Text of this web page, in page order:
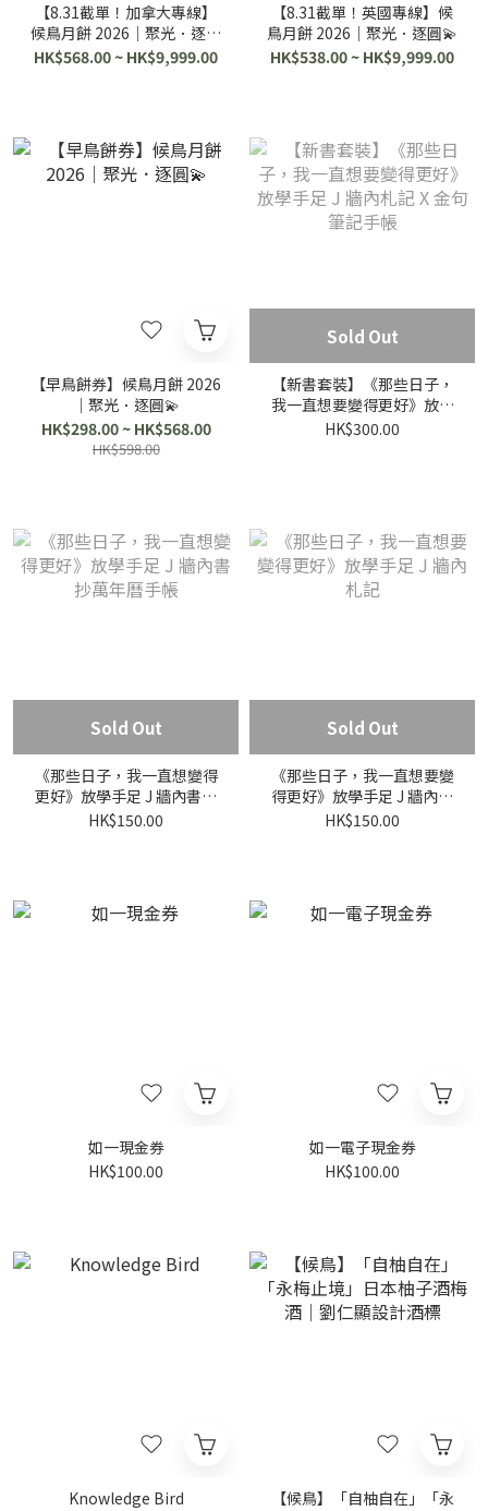
【8.31截單！加拿大專線】
候鳥月餅 2026｜聚光．逐圓
💫
HK$568.00 ~ HK$9,999.00
【8.31截單！英國專線】候
鳥月餅 2026｜聚光．逐圓💫
HK$538.00 ~ HK$9,999.00
【早鳥餅券】候鳥月餅 2026
｜聚光．逐圓💫
HK$298.00 ~ HK$568.00
HK$598.00
Sold Out
【新書套裝】《那些日子，
我一直想要變得更好》放學
手足 J 牆內札記 X 金句筆記
HK$300.00
Sold Out
《那些日子，我一直想變得
更好》放學手足 J 牆內書抄
萬年曆手帳
HK$150.00
Sold Out
《那些日子，我一直想要變
得更好》放學手足 J 牆內札
記
HK$150.00
如一現金券
HK$100.00
如一電子現金券
HK$100.00
Knowledge Bird
【候鳥】「自柚自在」「永